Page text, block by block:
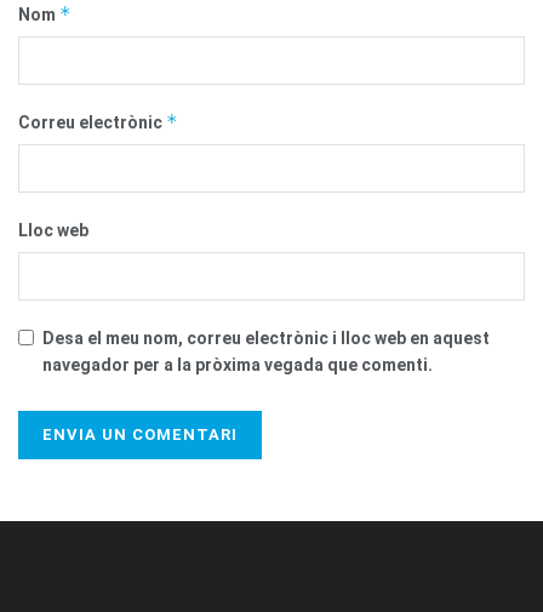
Nom *
Correu electrònic *
Lloc web
Desa el meu nom, correu electrònic i lloc web en aquest
navegador per a la pròxima vegada que comenti.